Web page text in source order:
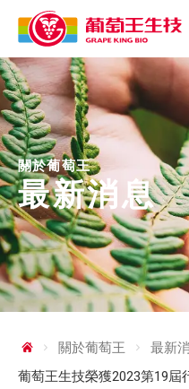
關於葡萄王
最新消息
關於葡萄王
最新
葡萄王生技榮獲2023第19